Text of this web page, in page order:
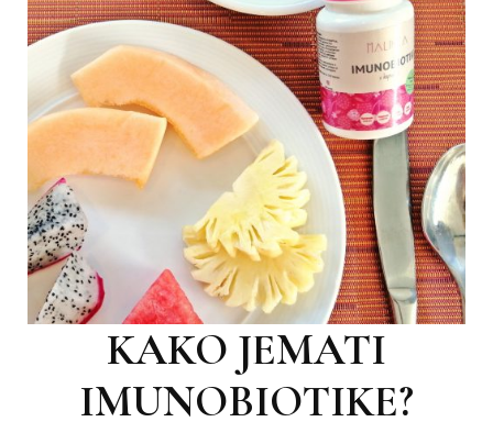
KAKO JEMATI
IMUNOBIOTIKE?